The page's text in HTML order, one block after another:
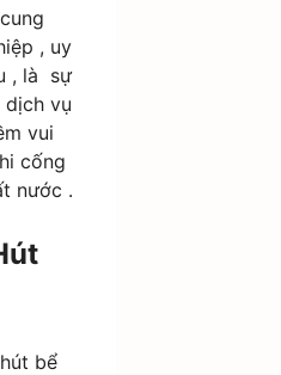
, uy
, là sự
vụ
vui
cống
nước .
bể